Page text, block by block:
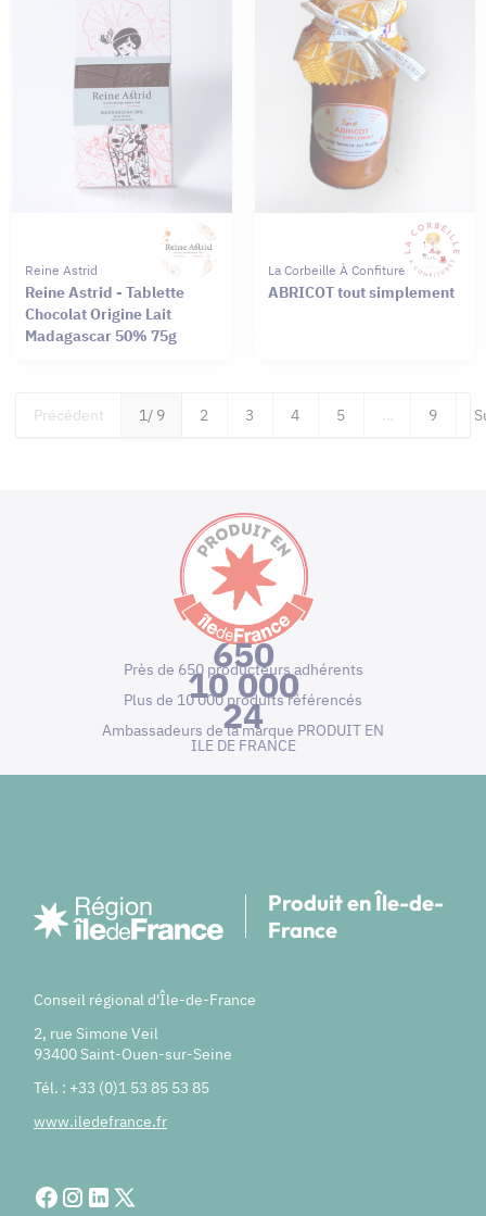
Reine Astrid
Reine Astrid - Tablette
Chocolat Origine Lait
Madagascar 50% 75g
La Corbeille À Confitures
ABRICOT tout simplement
Précédent 1/ 9 2 3 4 5 … 9
650
Près de 650 producteurs adhérents
10 000
Plus de 10 000 produits référencés
24
Ambassadeurs de la marque PRODUIT EN
ILE DE FRANCE
Produit en Île-de-
France
Conseil régional d'Île-de-France
2, rue Simone Veil
93400 Saint-Ouen-sur-Seine
Tél. : +33 (0)1 53 85 53 85
www.iledefrance.fr